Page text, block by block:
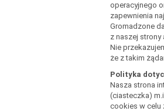
operacyjnego
zapewnienia
Gromadzone
z naszej strony
Nie
że z takim
Polityka
Nasza strona
(ciasteczka)
cookies w celu